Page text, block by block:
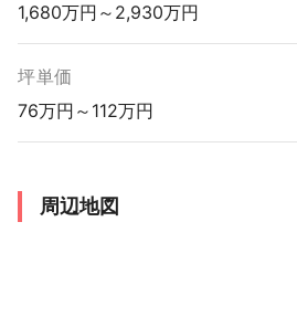
1,680万円～2,930万円
坪単価
76万円～112万円
周辺地図